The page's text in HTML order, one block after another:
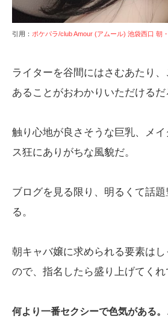
引用： ポケパラ/club Amour (アムール) 池袋西口 朝
ライターを谷間にはさむあたり
あることがおわかりいただける
触り心地が良さそうな巨乳、メ
ス狂にありがちな風貌だ。
ブログを見る限り、明るくて話
る。
朝キャバ嬢に求められる要素は
ので、指名したら盛り上げてく
何より一番セクシーで色気がある。